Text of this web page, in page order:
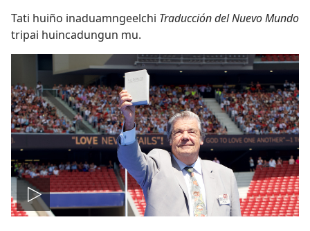
Tati huiño inaduamngeelchi Traducción del Nuevo Mundo
tripai huincadungun mu.
Amulcünungepe